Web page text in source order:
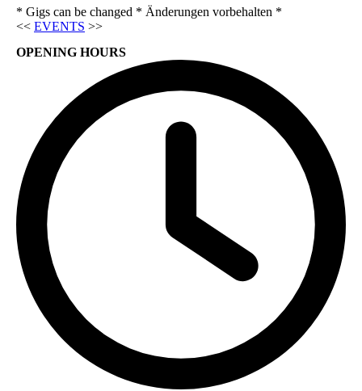
* Gigs can be changed * Änderungen vorbehalten *
<< EVENTS >>
OPENING HOURS